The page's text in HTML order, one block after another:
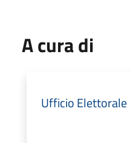
A cura di
Ufficio Elettorale